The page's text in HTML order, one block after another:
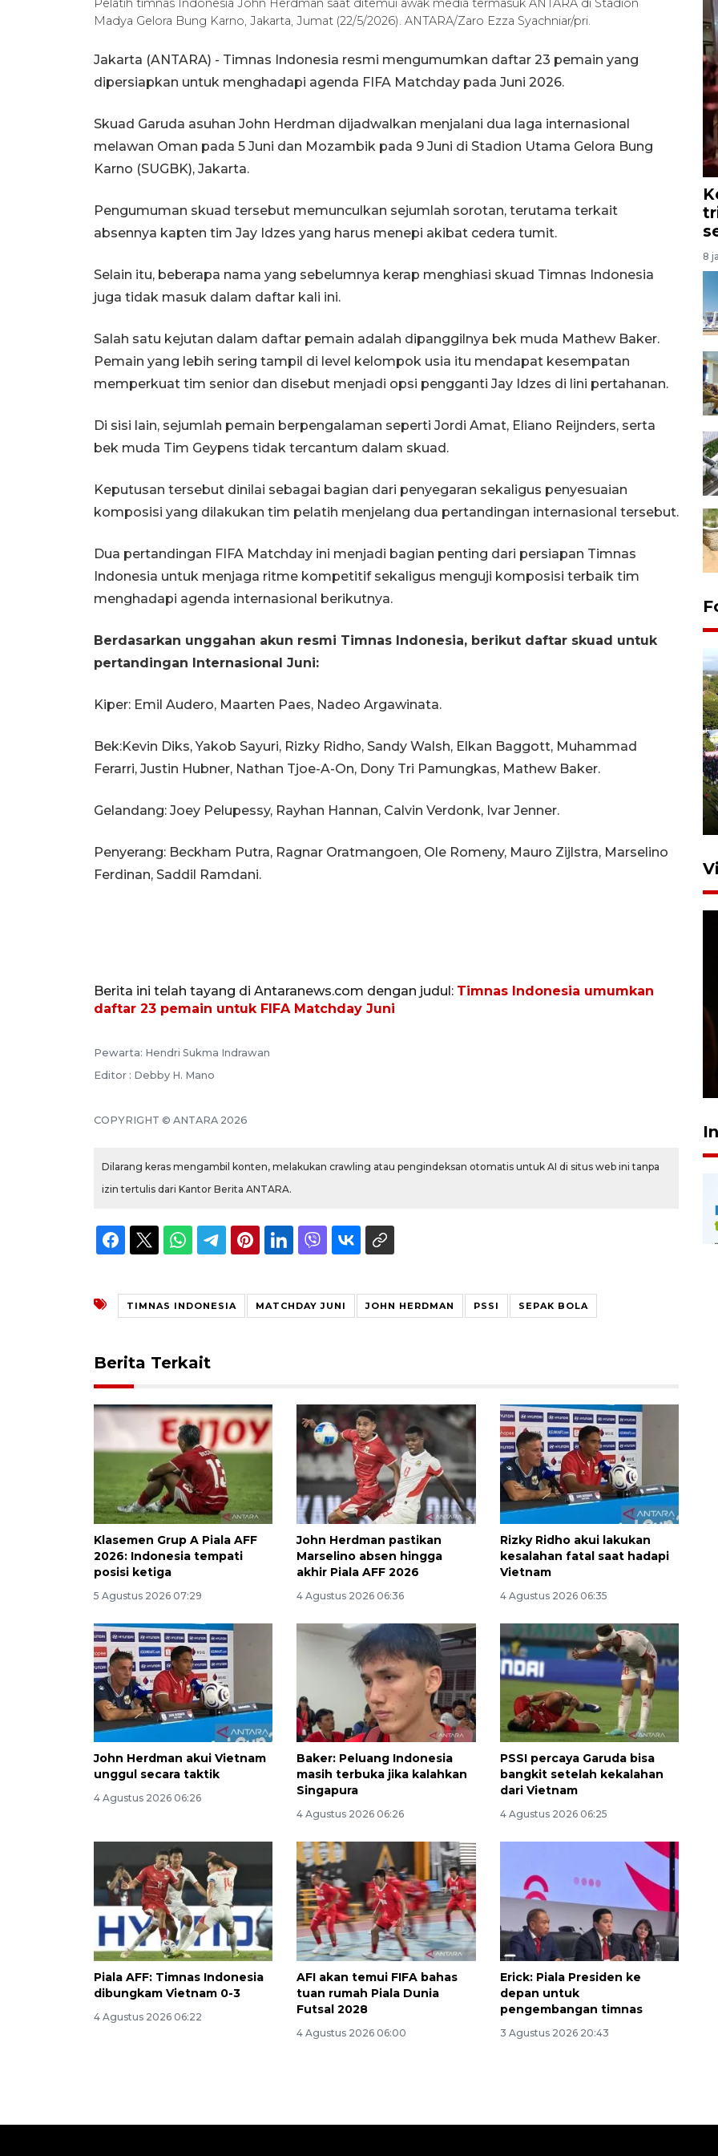
Pelatih timnas Indonesia John Herdman saat ditemui awak media termasuk ANTARA di Stadion
Madya Gelora Bung Karno, Jakarta, Jumat (22/5/2026). ANTARA/Zaro Ezza Syachniar/pri.
Jakarta (ANTARA) - Timnas Indonesia resmi mengumumkan daftar 23 pemain yang
dipersiapkan untuk menghadapi agenda FIFA Matchday pada Juni 2026.
Skuad Garuda asuhan John Herdman dijadwalkan menjalani dua laga internasional
melawan Oman pada 5 Juni dan Mozambik pada 9 Juni di Stadion Utama Gelora Bung
Karno (SUGBK), Jakarta.
Pengumuman skuad tersebut memunculkan sejumlah sorotan, terutama terkait
absennya kapten tim Jay Idzes yang harus menepi akibat cedera tumit.
Selain itu, beberapa nama yang sebelumnya kerap menghiasi skuad Timnas Indonesia
juga tidak masuk dalam daftar kali ini.
Salah satu kejutan dalam daftar pemain adalah dipanggilnya bek muda Mathew Baker.
Pemain yang lebih sering tampil di level kelompok usia itu mendapat kesempatan
memperkuat tim senior dan disebut menjadi opsi pengganti Jay Idzes di lini pertahanan.
Di sisi lain, sejumlah pemain berpengalaman seperti Jordi Amat, Eliano Reijnders, serta
bek muda Tim Geypens tidak tercantum dalam skuad.
Keputusan tersebut dinilai sebagai bagian dari penyegaran sekaligus penyesuaian
komposisi yang dilakukan tim pelatih menjelang dua pertandingan internasional tersebut.
Dua pertandingan FIFA Matchday ini menjadi bagian penting dari persiapan Timnas
Indonesia untuk menjaga ritme kompetitif sekaligus menguji komposisi terbaik tim
menghadapi agenda internasional berikutnya.
Berdasarkan unggahan akun resmi Timnas Indonesia, berikut daftar skuad untuk
pertandingan Internasional Juni:
Kiper: Emil Audero, Maarten Paes, Nadeo Argawinata.
Bek:Kevin Diks, Yakob Sayuri, Rizky Ridho, Sandy Walsh, Elkan Baggott, Muhammad
Ferarri, Justin Hubner, Nathan Tjoe-A-On, Dony Tri Pamungkas, Mathew Baker.
Gelandang: Joey Pelupessy, Rayhan Hannan, Calvin Verdonk, Ivar Jenner.
Penyerang: Beckham Putra, Ragnar Oratmangoen, Ole Romeny, Mauro Zijlstra, Marselino
Ferdinan, Saddil Ramdani.
Berita ini telah tayang di Antaranews.com dengan judul: Timnas Indonesia umumkan
daftar 23 pemain untuk FIFA Matchday Juni
Pewarta: Hendri Sukma Indrawan
Editor : Debby H. Mano
COPYRIGHT © ANTARA 2026
Dilarang keras mengambil konten, melakukan crawling atau pengindeksan otomatis untuk AI di situs web ini tanpa
izin tertulis dari Kantor Berita ANTARA.
TIMNAS INDONESIA MATCHDAY JUNI JOHN HERDMAN PSSI SEPAK BOLA
Berita Terkait
Klasemen Grup A Piala AFF
2026: Indonesia tempati
posisi ketiga
5 Agustus 2026 07:29
John Herdman pastikan
Marselino absen hingga
akhir Piala AFF 2026
4 Agustus 2026 06:36
Rizky Ridho akui lakukan
kesalahan fatal saat hadapi
Vietnam
4 Agustus 2026 06:35
John Herdman akui Vietnam
unggul secara taktik
4 Agustus 2026 06:26
Baker: Peluang Indonesia
masih terbuka jika kalahkan
Singapura
4 Agustus 2026 06:26
PSSI percaya Garuda bisa
bangkit setelah kekalahan
dari Vietnam
4 Agustus 2026 06:25
Piala AFF: Timnas Indonesia
dibungkam Vietnam 0-3
4 Agustus 2026 06:22
AFI akan temui FIFA bahas
tuan rumah Piala Dunia
Futsal 2028
4 Agustus 2026 06:00
Erick: Piala Presiden ke
depan untuk
pengembangan timnas
3 Agustus 2026 20:43
8
UPACARA HUT KE-78
REPUBLIK INDONESIA DI
17 Agustus 2023 15:58
Memberantas kejahatan
jalanan Jakarta
2026-08-05 18:00:00